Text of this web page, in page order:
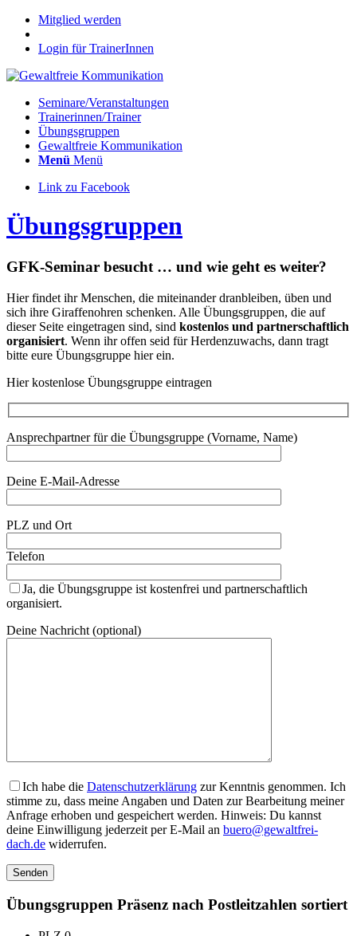
Mitglied werden
Login für TrainerInnen
Seminare/Veranstaltungen
Trainerinnen/Trainer
Übungsgruppen
Gewaltfreie Kommunikation
Menü Menü
Link zu Facebook
Übungsgruppen
GFK-Seminar besucht … und wie geht es weiter?
Hier findet ihr Menschen, die miteinander dranbleiben, üben und
sich ihre Giraffenohren schenken. Alle Übungsgruppen, die auf
dieser Seite eingetragen sind, sind kostenlos und partnerschaftlich
organisiert. Wenn ihr offen seid für Herdenzuwachs, dann tragt
bitte eure Übungsgruppe hier ein.
Hier kostenlose Übungsgruppe eintragen
Ansprechpartner für die Übungsgruppe (Vorname, Name)
Deine E-Mail-Adresse
PLZ und Ort
Telefon
Ja, die Übungsgruppe ist kostenfrei und partnerschaftlich
organisiert.
Deine Nachricht (optional)
Ich habe die Datenschutzerklärung zur Kenntnis genommen. Ich
stimme zu, dass meine Angaben und Daten zur Bearbeitung meiner
Anfrage erhoben und gespeichert werden. Hinweis: Du kannst
deine Einwilligung jederzeit per E-Mail an buero@gewaltfrei-
dach.de widerrufen.
Übungsgruppen Präsenz nach Postleitzahlen sortiert